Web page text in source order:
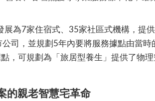
展為7家住宿式、35家社區式機構，提
司，並規劃5年內要將服務據點由當
，可規劃為「旅居型養生」提供了物
的親老智慧宅革命